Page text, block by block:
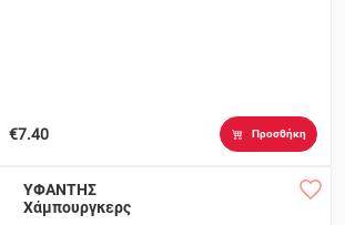
€7.40 Προσθήκη
ΥΦΑΝΤΗΣ
Χάμπουργκερς